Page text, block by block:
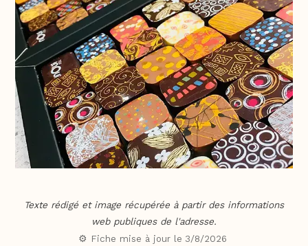
Texte rédigé et image récupérée à partir des informations
web publiques de l'adresse.
⚙️ Fiche mise à jour le 3/8/2026